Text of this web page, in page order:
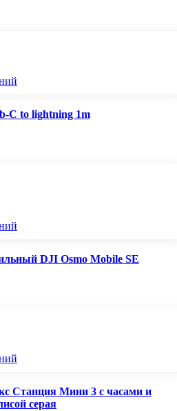
C to lightning 1m
DJI Osmo Mobile SE
Станция Мини 3 с часами и
серая